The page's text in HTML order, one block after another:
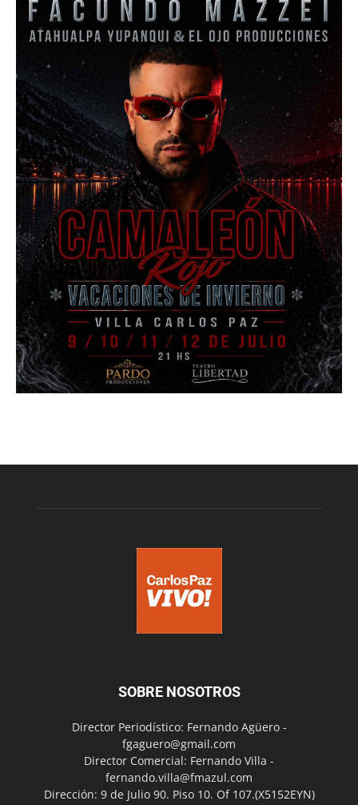
SOBRE NOSOTROS
Director Periodístico: Fernando Agüero -
fgaguero@gmail.com
Director Comercial: Fernando Villa -
fernando.villa@fmazul.com
Dirección: 9 de Julio 90. Piso 10. Of 107.(X5152EYN)